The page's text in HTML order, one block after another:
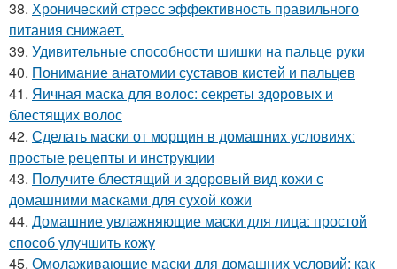
38. Хронический стресс эффективность правильного
питания снижает.
39. Удивительные способности шишки на пальце руки
40. Понимание анатомии суставов кистей и пальцев
41. Яичная маска для волос: секреты здоровых и
блестящих волос
42. Сделать маски от морщин в домашних условиях:
простые рецепты и инструкции
43. Получите блестящий и здоровый вид кожи с
домашними масками для сухой кожи
44. Домашние увлажняющие маски для лица: простой
способ улучшить кожу
45. Омолаживающие маски для домашних условий: как